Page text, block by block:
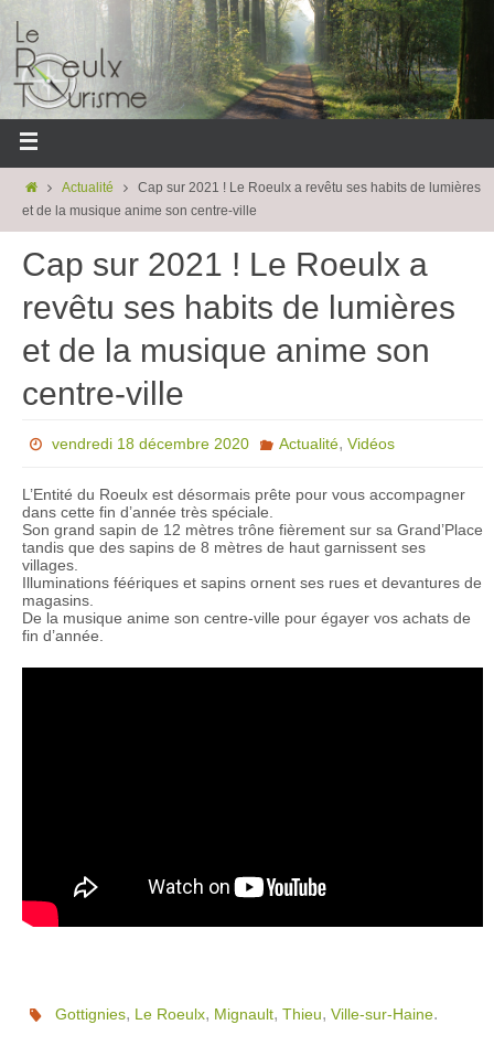
Actualité
Cap sur 2021 ! Le Roeulx a revêtu ses habits de lumières
et de la musique anime son centre-ville
Cap sur 2021 ! Le Roeulx a
revêtu ses habits de lumières
et de la musique anime son
centre-ville
vendredi 18 décembre 2020 Actualité, Vidéos
L’Entité du Roeulx est désormais prête pour vous accompagner
dans cette fin d’année très spéciale.
Son grand sapin de 12 mètres trône fièrement sur sa Grand’Place
tandis que des sapins de 8 mètres de haut garnissent ses
villages.
Illuminations féériques et sapins ornent ses rues et devantures de
magasins.
De la musique anime son centre-ville pour égayer vos achats de
fin d’année.
Gottignies, Le Roeulx, Mignault,Thieu,Ville-sur-Haine.